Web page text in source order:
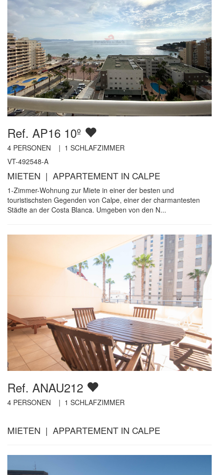
Ref. AP16 10º
4 PERSONEN | 1 SCHLAFZIMMER
VT-492548-A
MIETEN | APPARTEMENT IN CALPE
1-Zimmer-Wohnung zur Miete in einer der besten und
touristischsten Gegenden von Calpe, einer der charmantesten
Städte an der Costa Blanca. Umgeben von den N...
Ref. ANAU212
4 PERSONEN | 1 SCHLAFZIMMER
MIETEN | APPARTEMENT IN CALPE